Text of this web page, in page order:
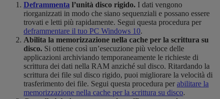
Deframmenta l’unità disco rigido. I dati vengono
riorganizzati in modo che siano sequenziali e possano essere
trovati e letti più rapidamente. Segui questa procedura per
deframmentare il tuo PC Windows 10.
Abilita la memorizzazione nella cache per la scrittura su
disco. Si ottiene così un’esecuzione più veloce delle
applicazioni archiviando temporaneamente le richieste di
scrittura dei dati nella RAM anziché sul disco. Ritardando la
scrittura dei file sul disco rigido, puoi migliorare la velocità di
trasferimento dei file. Segui questa procedura per abilitare la
memorizzazione nella cache per la scrittura su disco.